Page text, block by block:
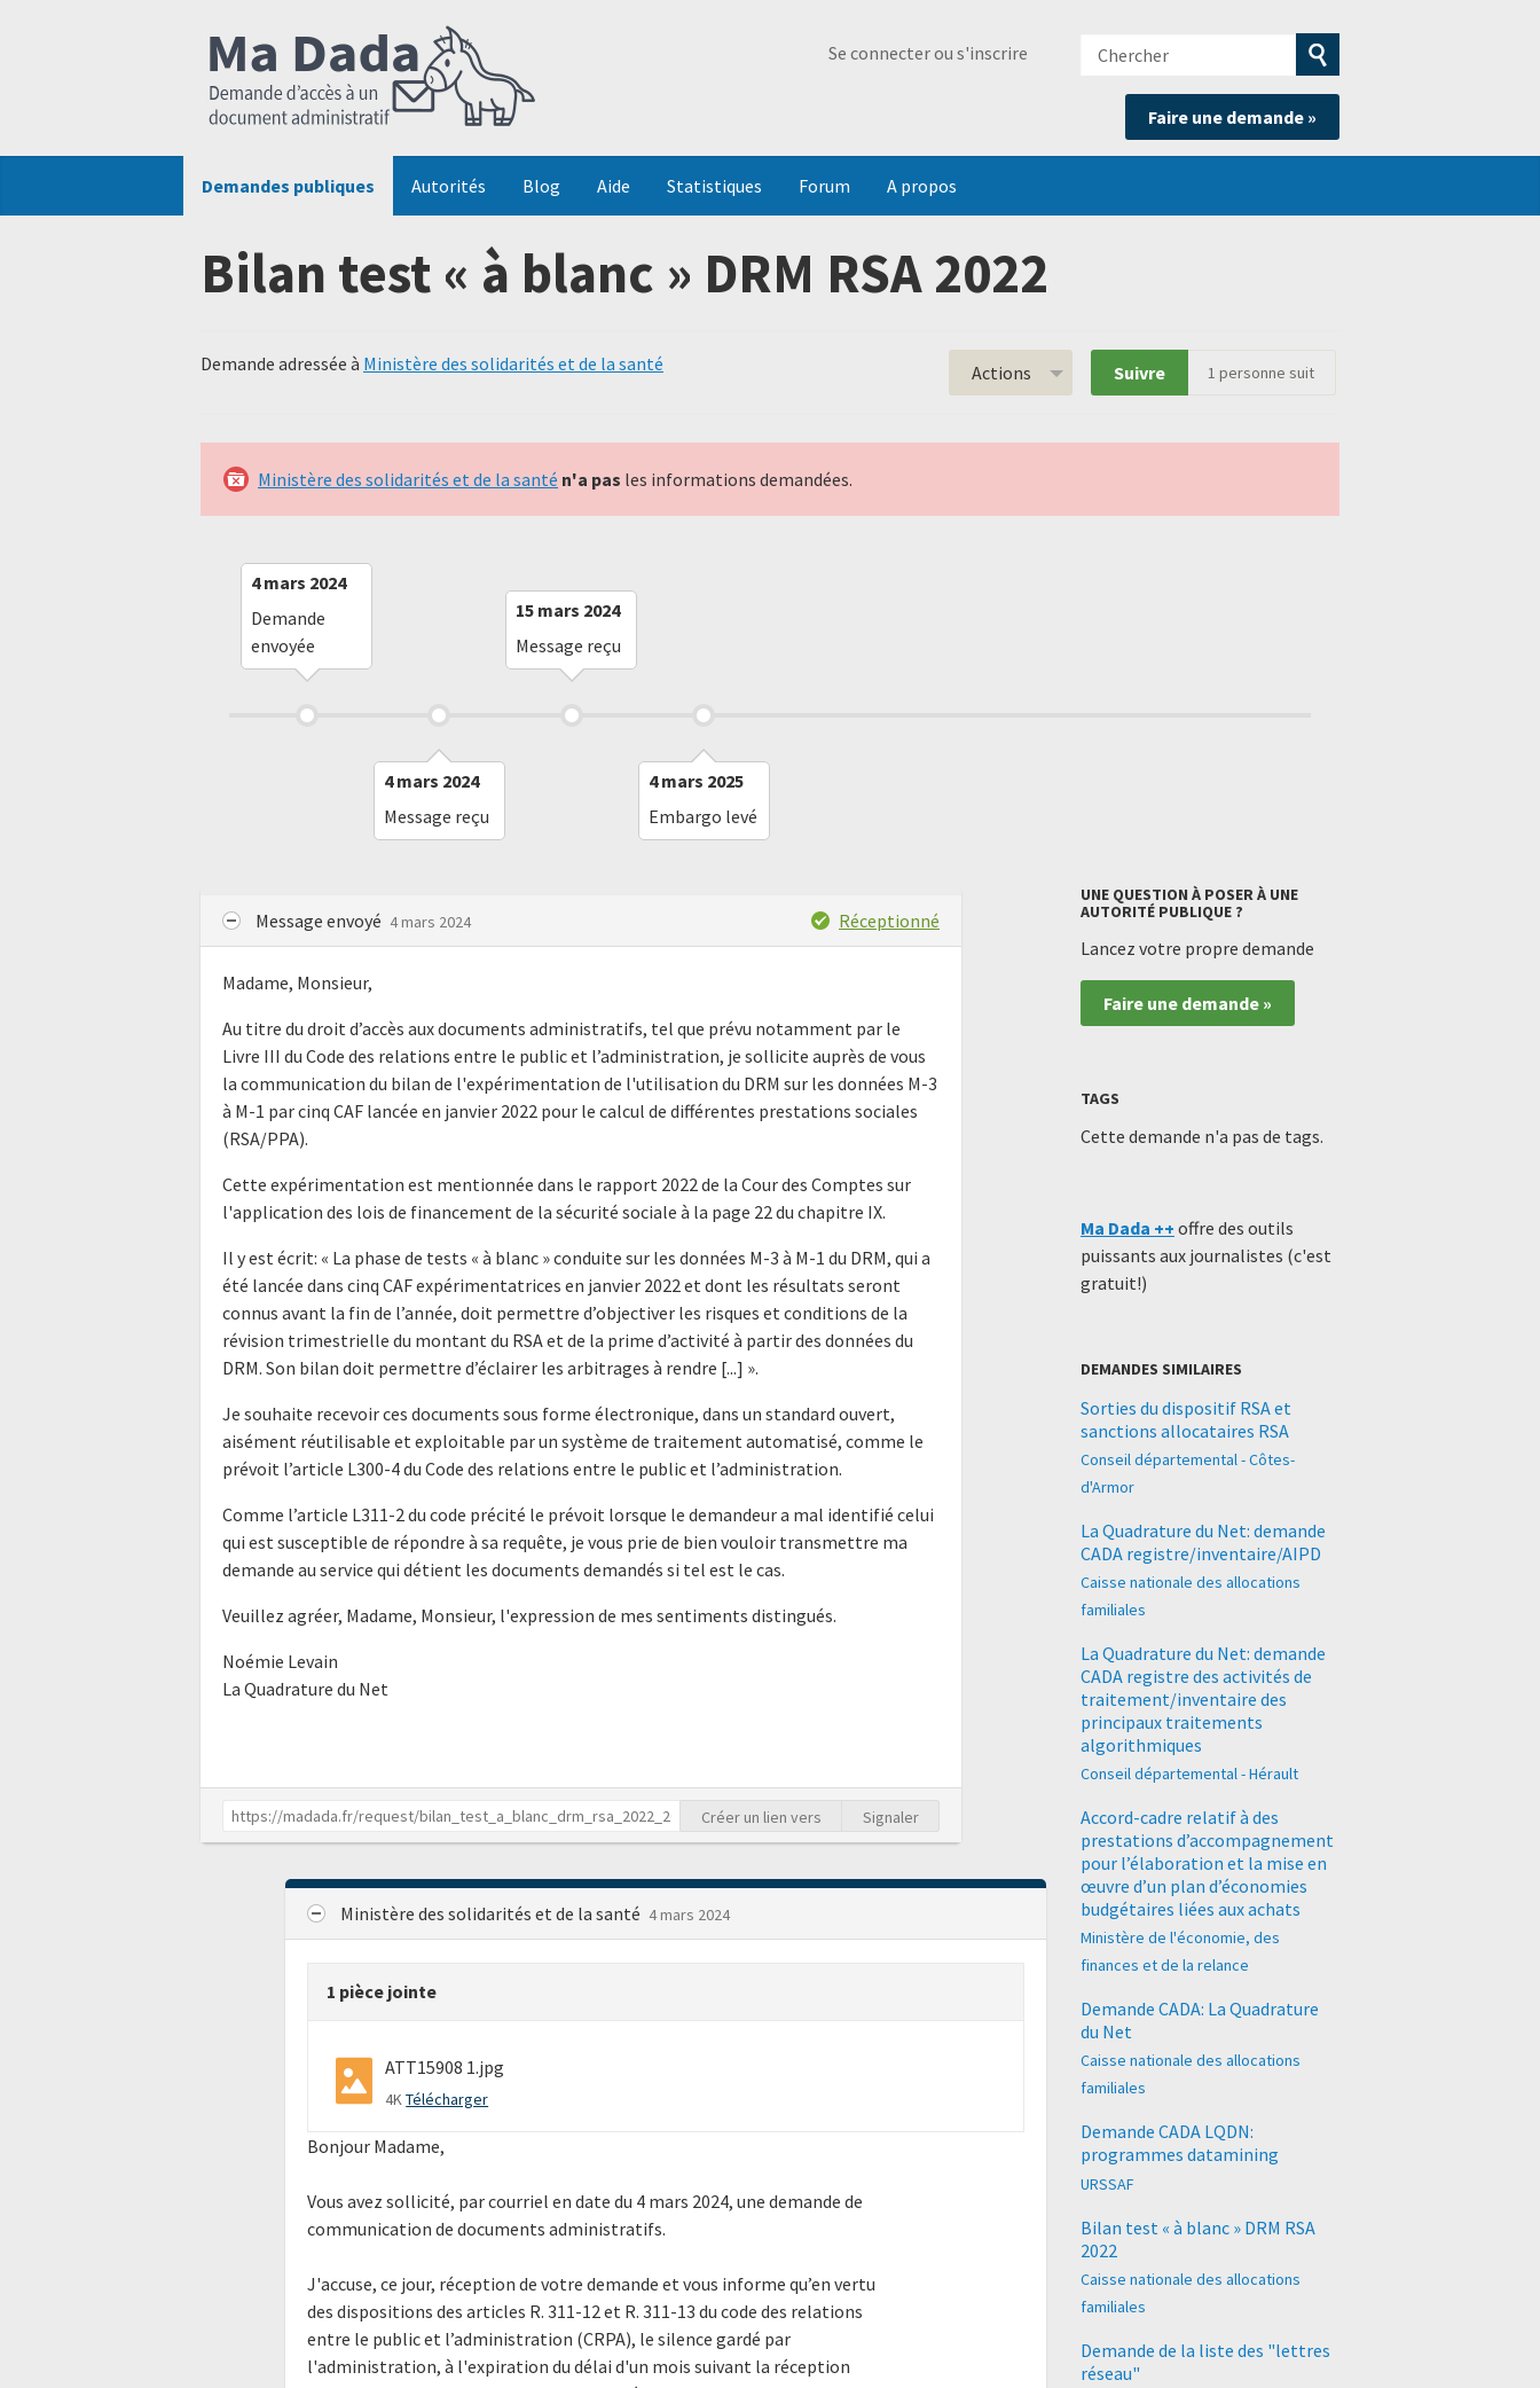
Se connecter ou s'inscrire
Chercher
Soumettre
la
recherche
Faire une demande »
Demandes publiques Autorités Blog Aide Statistiques Forum A propos
Bilan test « à blanc » DRM RSA 2022
Demande adressée à Ministère des solidarités et de la santé Actions Suivre 1 personne suit
Ministère des solidarités et de la santé n'a pas les informations demandées.
4 mars 2024
Demande
envoyée
4 mars 2024
Message reçu
15 mars 2024
Message reçu
4 mars 2025
Embargo levé
Message envoyé 4 mars 2024 Réceptionné
Madame, Monsieur,
Au titre du droit d’accès aux documents administratifs, tel que prévu notamment par le
Livre III du Code des relations entre le public et l’administration, je sollicite auprès de vous
la communication du bilan de l'expérimentation de l'utilisation du DRM sur les données M-3
à M-1 par cinq CAF lancée en janvier 2022 pour le calcul de différentes prestations sociales
(RSA/PPA).
Cette expérimentation est mentionnée dans le rapport 2022 de la Cour des Comptes sur
l'application des lois de financement de la sécurité sociale à la page 22 du chapitre IX.
Il y est écrit: « La phase de tests « à blanc » conduite sur les données M-3 à M-1 du DRM, qui a
été lancée dans cinq CAF expérimentatrices en janvier 2022 et dont les résultats seront
connus avant la fin de l’année, doit permettre d’objectiver les risques et conditions de la
révision trimestrielle du montant du RSA et de la prime d’activité à partir des données du
DRM. Son bilan doit permettre d’éclairer les arbitrages à rendre [...] ».
Je souhaite recevoir ces documents sous forme électronique, dans un standard ouvert,
aisément réutilisable et exploitable par un système de traitement automatisé, comme le
prévoit l’article L300-4 du Code des relations entre le public et l’administration.
Comme l’article L311-2 du code précité le prévoit lorsque le demandeur a mal identifié celui
qui est susceptible de répondre à sa requête, je vous prie de bien vouloir transmettre ma
demande au service qui détient les documents demandés si tel est le cas.
Veuillez agréer, Madame, Monsieur, l'expression de mes sentiments distingués.
Noémie Levain
La Quadrature du Net
Créer un lien vers Signaler
Ministère des solidarités et de la santé 4 mars 2024
1 pièce jointe
ATT15908 1.jpg
4KTélécharger
Bonjour Madame,
Vous avez sollicité, par courriel en date du 4 mars 2024, une demande de
communication de documents administratifs.
J'accuse, ce jour, réception de votre demande et vous informe qu’en vertu
des dispositions des articles R. 311-12 et R. 311-13 du code des relations
entre le public et l’administration (CRPA), le silence gardé par
l'administration, à l'expiration du délai d'un mois suivant la réception
UNE QUESTION À POSER À UNE
AUTORITÉ PUBLIQUE ?
Lancez votre propre demande
Faire une demande »
TAGS
Cette demande n'a pas de tags.
Ma Dada ++ offre des outils
puissants aux journalistes (c'est
gratuit!)
DEMANDES SIMILAIRES
Sorties du dispositif RSA et
sanctions allocataires RSA
Conseil départemental - Côtes-
d'Armor
La Quadrature du Net: demande
CADA registre/inventaire/AIPD
Caisse nationale des allocations
familiales
La Quadrature du Net: demande
CADA registre des activités de
traitement/inventaire des
principaux traitements
algorithmiques
Conseil départemental - Hérault
Accord-cadre relatif à des
prestations d’accompagnement
pour l’élaboration et la mise en
œuvre d’un plan d’économies
budgétaires liées aux achats
Ministère de l'économie, des
finances et de la relance
Demande CADA: La Quadrature
du Net
Caisse nationale des allocations
familiales
Demande CADA LQDN:
programmes datamining
URSSAF
Bilan test « à blanc » DRM RSA
2022
Caisse nationale des allocations
familiales
Demande de la liste des "lettres
réseau"